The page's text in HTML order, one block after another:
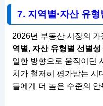
7. 지역별·자산 유형
2026년 부동산 시장의
역별, 자산 유형별 선별성
일한 방향으로 움직이던
치가 철저히 평가받는 시
들에게 더 높은 수준의